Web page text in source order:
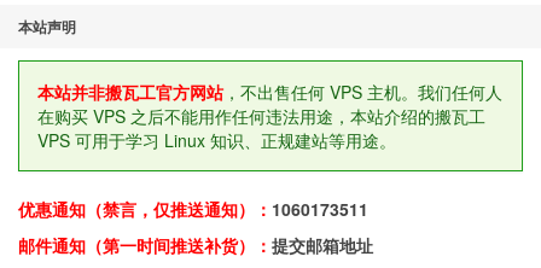
本站声明
本站并非搬瓦工官方网站，不出售任何 VPS 主机。我们任何人
在购买 VPS 之后不能用作任何违法用途，本站介绍的搬瓦工
VPS 可用于学习 Linux 知识、正规建站等用途。
优惠通知（禁言，仅推送通知）： 1060173511
邮件通知（第一时间推送补货）： 提交邮箱地址